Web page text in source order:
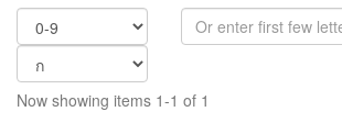
Now showing items 1-1 of 1